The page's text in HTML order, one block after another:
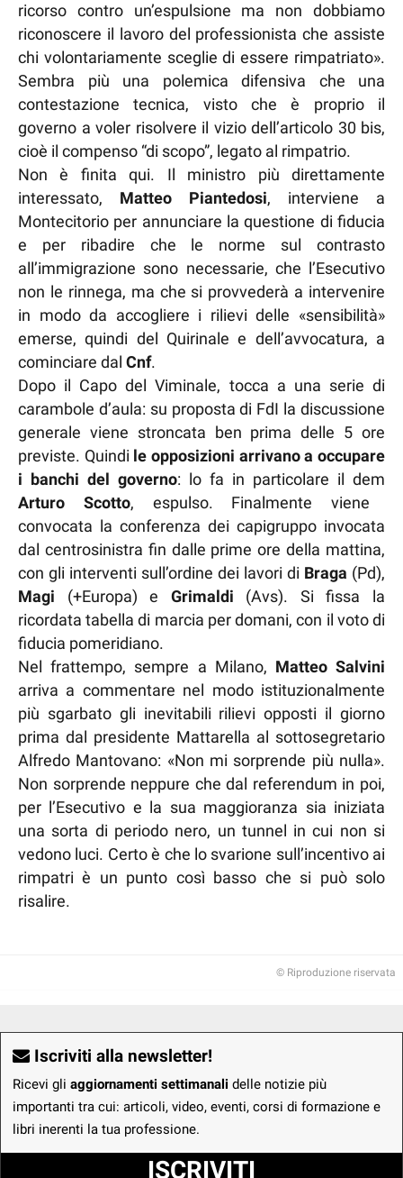
ricorso contro un’espulsione ma non dobbiamo
riconoscere il lavoro del professionista che assiste
chi volontariamente sceglie di essere rimpatriato».
Sembra più una polemica difensiva che una
contestazione tecnica, visto che è proprio il
governo a voler risolvere il vizio dell’articolo 30 bis,
cioè il compenso “di scopo”, legato al rimpatrio.
Non è finita qui. Il ministro più direttamente
interessato, Matteo Piantedosi, interviene a
Montecitorio per annunciare la questione di fiducia
e per ribadire che le norme sul contrasto
all’immigrazione sono necessarie, che l’Esecutivo
non le rinnega, ma che si provvederà a intervenire
in modo da accogliere i rilievi delle «sensibilità»
emerse, quindi del Quirinale e dell’avvocatura, a
cominciare dal Cnf.
Dopo il Capo del Viminale, tocca a una serie di
carambole d’aula: su proposta di FdI la discussione
generale viene stroncata ben prima delle 5 ore
previste. Quindi le opposizioni arrivano a occupare
i banchi del governo: lo fa in particolare il dem
Arturo Scotto, espulso. Finalmente viene
convocata la conferenza dei capigruppo invocata
dal centrosinistra fin dalle prime ore della mattina,
con gli interventi sull’ordine dei lavori di Braga (Pd),
Magi (+Europa) e Grimaldi (Avs). Si fissa la
ricordata tabella di marcia per domani, con il voto di
fiducia pomeridiano.
Nel frattempo, sempre a Milano, Matteo Salvini
arriva a commentare nel modo istituzionalmente
più sgarbato gli inevitabili rilievi opposti il giorno
prima dal presidente Mattarella al sottosegretario
Alfredo Mantovano: «Non mi sorprende più nulla».
Non sorprende neppure che dal referendum in poi,
per l’Esecutivo e la sua maggioranza sia iniziata
una sorta di periodo nero, un tunnel in cui non si
vedono luci. Certo è che lo svarione sull’incentivo ai
rimpatri è un punto così basso che si può solo
risalire.
© Riproduzione riservata
Iscriviti alla newsletter!
Ricevi gli aggiornamenti settimanali delle notizie più
importanti tra cui: articoli, video, eventi, corsi di formazione e
libri inerenti la tua professione.
ISCRIVITI